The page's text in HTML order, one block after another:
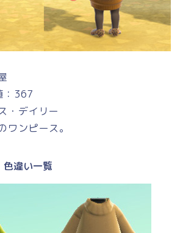
367
・デイリー
ワンピース。
色違い一覧